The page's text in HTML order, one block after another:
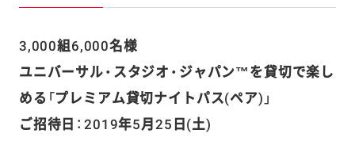
3,000組6,000名様
ユニバーサル・スタジオ・ジャパン™を貸切で楽し
める「プレミアム貸切ナイトパス(ペア)」
ご招待日：2019年5月25日(土)